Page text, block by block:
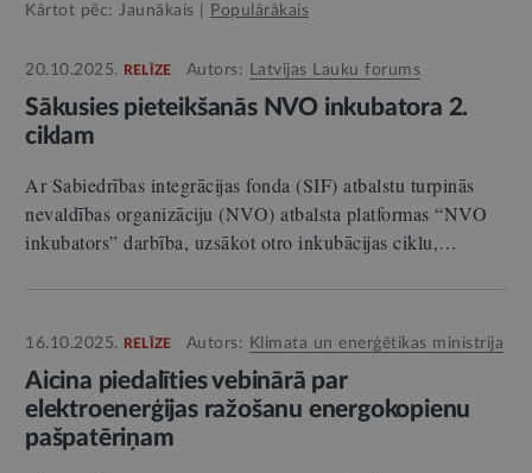
Kārtot pēc: Jaunākais Populārākais
20.10.2025. RELĪZE Autors: Latvijas Lauku forums
Sākusies pieteikšanās NVO inkubatora 2.
ciklam
Ar Sabiedrības integrācijas fonda (SIF) atbalstu turpinās
nevaldības organizāciju (NVO) atbalsta platformas “NVO
inkubators” darbība, uzsākot otro inkubācijas ciklu,…
16.10.2025. RELĪZE Autors: Klimata un enerģētikas ministrija
Aicina piedalīties vebinārā par
elektroenerģijas ražošanu energokopienu
pašpatēriņam